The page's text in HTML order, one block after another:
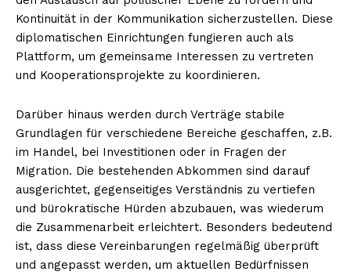
Kontinuität in der Kommunikation sicherzustellen. Diese
diplomatischen Einrichtungen fungieren auch als
Plattform, um gemeinsame Interessen zu vertreten
und Kooperationsprojekte zu koordinieren.
Darüber hinaus werden durch Verträge stabile
Grundlagen für verschiedene Bereiche geschaffen, z.B.
im Handel, bei Investitionen oder in Fragen der
Migration. Die bestehenden Abkommen sind darauf
ausgerichtet, gegenseitiges Verständnis zu vertiefen
und bürokratische Hürden abzubauen, was wiederum
die Zusammenarbeit erleichtert. Besonders bedeutend
ist, dass diese Vereinbarungen regelmäßig überprüft
und angepasst werden, um aktuellen Bedürfnissen